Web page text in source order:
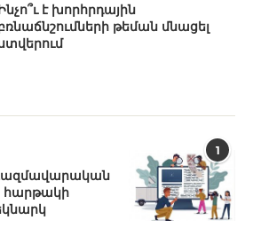
է խորհրդային
թեման մնացել
1
հարթակի